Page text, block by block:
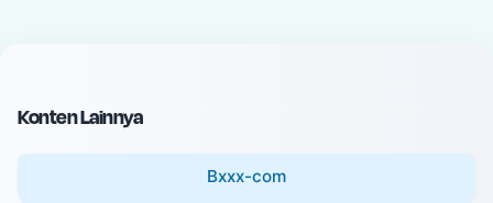
c
e
Konten Lainnya
Bxxx-com